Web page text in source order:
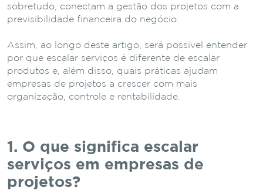
sobretudo, conectam a gestão dos projetos com a
previsibilidade financeira do negócio.
Assim, ao longo deste artigo, será possível entender
por que escalar serviços é diferente de escalar
produtos e, além disso, quais práticas ajudam
empresas de projetos a crescer com mais
organização, controle e rentabilidade.
1. O que significa escalar
serviços em empresas de
projetos?